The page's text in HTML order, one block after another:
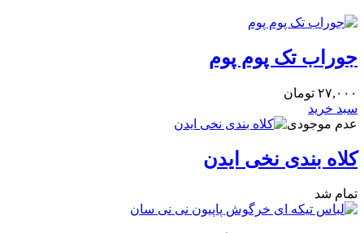
جوراب تک پوم پوم
۲۷,۰۰۰ تومان
سبد خرید
عدم موجودی
کلاه بندی نخی ایدن
تمام شد